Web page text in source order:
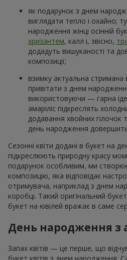
як подарунок з днем
виглядати тепло і охайно;
народження жінці осінній
хризантем, калл і, звісно,
додадуть вишуканості та
композиції;
взимку актуальна
привітати з днем
використовуючи — гарна
амаріліс підкреслять
додавання хвойних гілочок
день народження
Сезонні квіти додані в букет на
підкреслюють природну красу
подарунок особливим, ми
композицію, яка відповідає
отримувача, наприклад з днем
коробці. Такий оригінальний
букет на ювілей вражає в саме
День народження з
Запах квітів — це перше, що